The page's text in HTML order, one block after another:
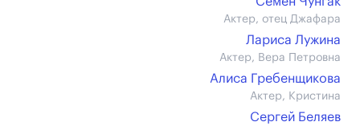
Актер, отец Джафара
Лариса Лужина
Актер, Вера Петровна
Алиса Гребенщикова
Актер, Кристина
Сергей Беляев